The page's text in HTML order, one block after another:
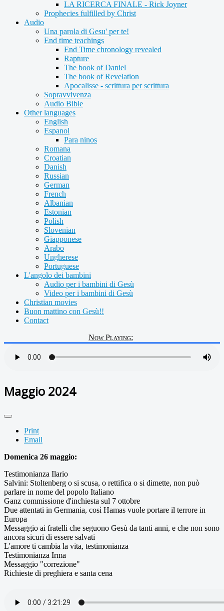
LA RICERCA FINALE - Rick Joyner
Prophecies fulfilled by Christ
Audio
Una parola di Gesu' per te!
End time teachings
End Time chronology revealed
Rapture
The book of Daniel
The book of Revelation
Apocalisse - scrittura per scrittura
Sopravvivenza
Audio Bible
Other languages
English
Espanol
Para ninos
Romana
Croatian
Danish
Russian
German
French
Albanian
Estonian
Polish
Slovenian
Giapponese
Arabo
Ungherese
Portuguese
L'angolo dei bambini
Audio per i bambini di Gesù
Video per i bambini di Gesù
Christian movies
Buon mattino con Gesù!!
Contact
Now Playing:
Maggio 2024
Print
Email
Domenica 26 maggio:
Testimonianza Ilario
Salvini: Stoltenberg o si scusa, o rettifica o si dimette, non può
parlare in nome del popolo Italiano
Ganz commissione d'inchiesta sul 7 ottobre
Due attentati in Germania, così Hamas vuole portare il terrore in
Europa
Messaggio ai fratelli che seguono Gesù da tanti anni, e che non sono
ancora sicuri di essere salvati
L'amore ti cambia la vita, testimonianza
Testimonianza Irma
Messaggio "correzione"
Richieste di preghiera e santa cena